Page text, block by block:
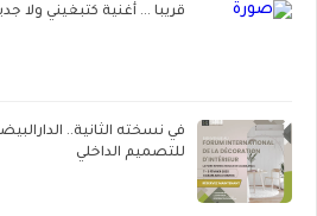
قريبا ... أغنية كتبغيني
في نسخته الثانية..
للتصميم الداخلي